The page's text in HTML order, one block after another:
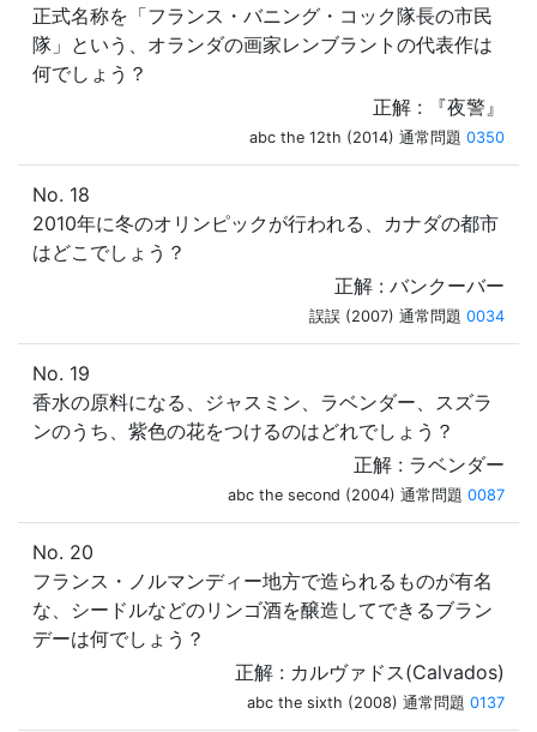
正式名称を「フランス・バニング・コック隊長の市民
隊」という、オランダの画家レンブラントの代表作は
何でしょう？
正解 : 『夜警』
abc the 12th (2014) 通常問題 0350
No. 18
2010年に冬のオリンピックが行われる、カナダの都市
はどこでしょう？
正解 : バンクーバー
誤誤 (2007) 通常問題 0034
No. 19
香水の原料になる、ジャスミン、ラベンダー、スズラ
ンのうち、紫色の花をつけるのはどれでしょう？
正解 : ラベンダー
abc the second (2004) 通常問題 0087
No. 20
フランス・ノルマンディー地方で造られるものが有名
な、シードルなどのリンゴ酒を醸造してできるブラン
デーは何でしょう？
正解 : カルヴァドス(Calvados)
abc the sixth (2008) 通常問題 0137